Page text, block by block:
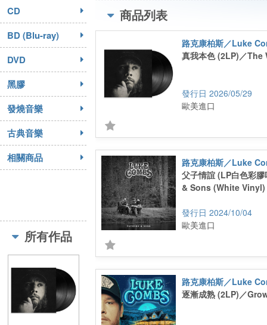
CD
BD (Blu-ray)
DVD
黑膠
發燒音樂
古典音樂
相關商品
所有作品
商品列表
路克康柏斯／Luke
真我本色 (2LP)／The
2026/05/29
歐美進口
路克康柏斯／Luke
父子情誼 (LP白色彩
& Sons (White Vinyl)
2024/10/04
歐美進口
路克康柏斯／Luke
逐漸成熟 (2LP)／